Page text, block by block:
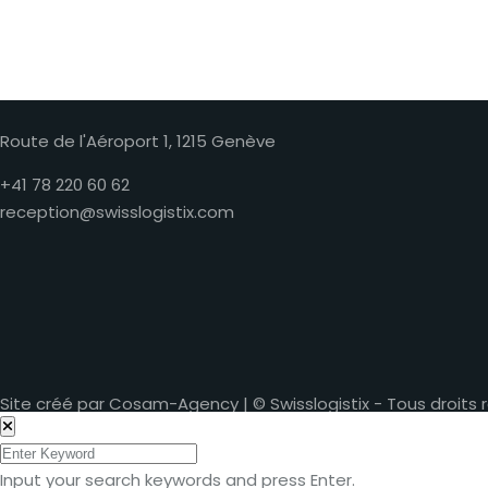
Route de l'Aéroport 1, 1215 Genève
+41 78 220 60 62
reception@swisslogistix.com
Site créé par Cosam-Agency | © Swisslogistix - Tous droits
Input your search keywords and press Enter.